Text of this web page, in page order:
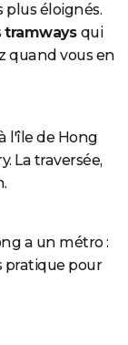
plus éloignés.
tramways qui
quand vous en
l'île de Hong
La traversée,
a un métro :
pratique pour